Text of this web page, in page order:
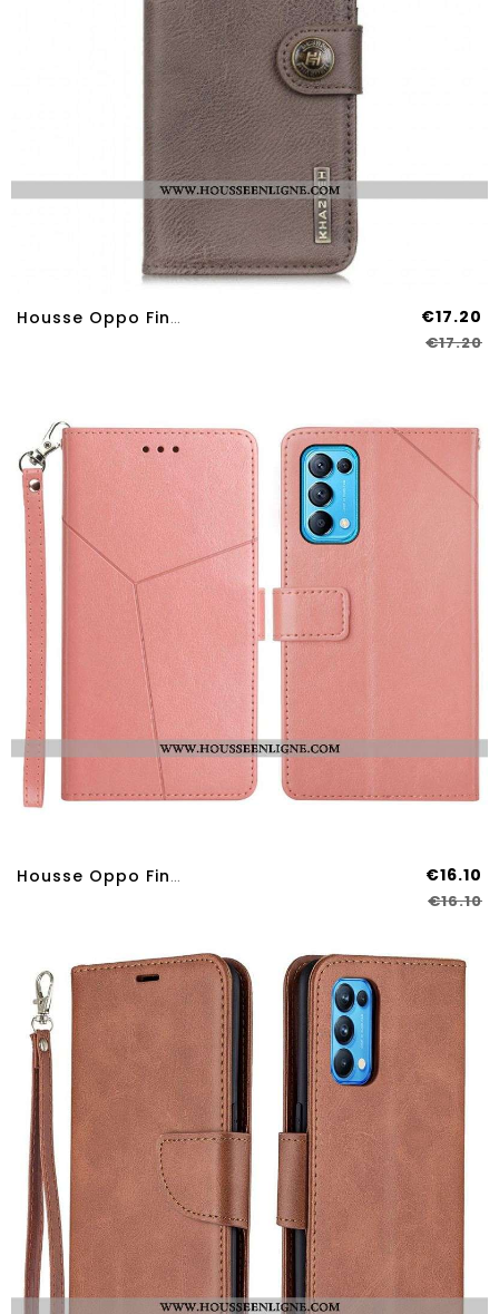
Housse Oppo Find X3 Lite Simili Cuir KHAZNEH €17.20
€17.20
Housse Oppo Find X3 Lite Style Cuir Géo Y Design €16.10
€16.10